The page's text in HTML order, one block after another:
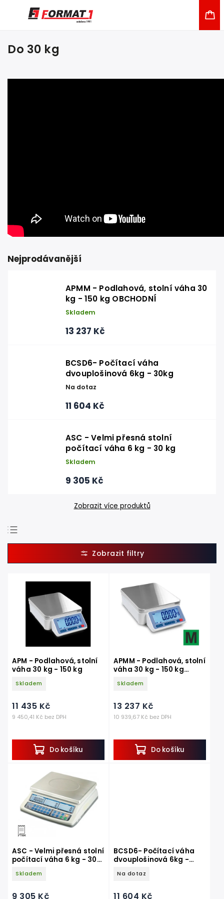
Do 30 kg
Nejprodávanější
APMM - Podlahová, stolní váha 30
kg - 150 kg OBCHODNÍ
Skladem
13 237 Kč
BCSD6- Počítací váha
dvouplošinová 6kg - 30kg
Na dotaz
11 604 Kč
ASC - Velmi přesná stolní
počítací váha 6 kg - 30 kg
Skladem
9 305 Kč
Zobrazit více produktů
Doporučujeme
Nejlevnější
Nejprodávanější
Abecedně
APM - Podlahová, stolní
váha 30 kg - 150 kg
Skladem
9 450,41 Kč bez DPH
11 435 Kč
Do košíku
APMM - Podlahová, stolní
váha 30 kg - 150 kg
Skladem
10 939,67 Kč bez DPH
13 237 Kč
Do košíku
ASC - Velmi přesná stolní
počítací váha 6 kg - 30
Skladem
9 305 Kč
BCSD6- Počítací váha
dvouplošinová 6kg -
Na dotaz
11 604 Kč